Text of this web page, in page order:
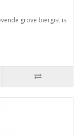
grove biergist is